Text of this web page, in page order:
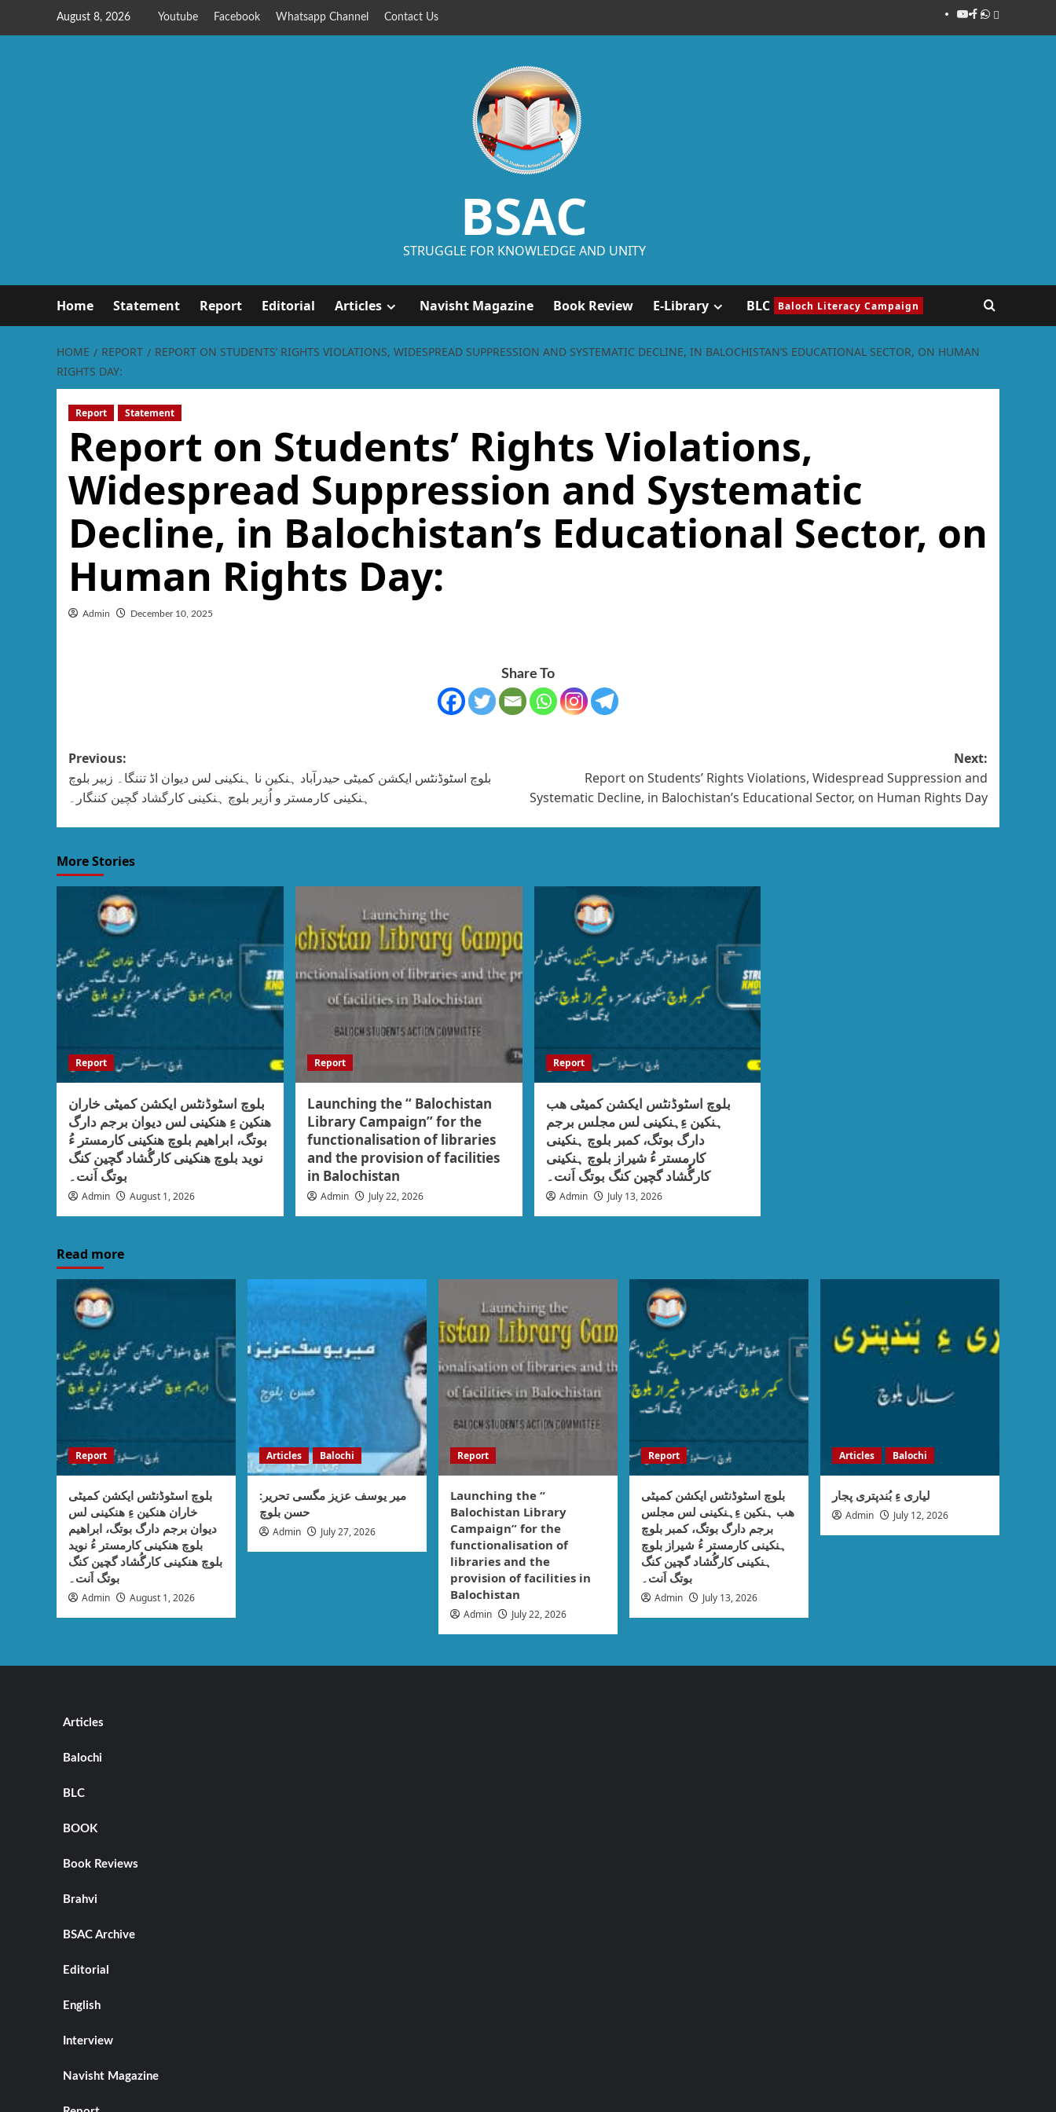
August 8, 2026 Youtube Facebook Whatsapp Channel Contact Us
BSAC
STRUGGLE FOR KNOWLEDGE AND UNITY
Home Statement Report Editorial Articles Navisht Magazine Book Review E-Library BLC Baloch Literacy Campaign
HOME REPORT
REPORT ON STUDENTS’ RIGHTS VIOLATIONS, WIDESPREAD SUPPRESSION AND SYSTEMATIC DECLINE, IN BALOCHISTAN’S EDUCATIONAL SECTOR, ON HUMAN
RIGHTS DAY:
Report Statement
Report on Students’ Rights Violations,
Widespread Suppression and Systematic
Decline, in Balochistan’s Educational Sector, on
Human Rights Day:
Admin December 10, 2025
Share To
Previous:
بلوچ اسٹوڈنٹس ایکشن کمیٹی حیدرآباد ہنکین نا ہنکینی لس دیوان اڈ تننگا۔ زبیر بلوچ
ہنکینی کارمستر و اُزیر بلوچ ہنکینی کارگشاد گچین کننگار۔
Next:
Report on Students’ Rights Violations, Widespread Suppression and
Systematic Decline, in Balochistan’s Educational Sector, on Human Rights Day
More Stories
Report
بلوچ اسٹوڈنٹس ایکشن کمیٹی خاران
ھنکین ءِ ھنکینی لس دیوان برجم دارگ
بوتگ، ابراھیم بلوچ ھنکینی کارمستر ءُ
نوید بلوچ ھنکینی کارگُشاد گچین کنگ
بوتگ اَنت۔
Admin August 1, 2026
Report
Launching the “ Balochistan
Library Campaign” for the
functionalisation of libraries
and the provision of facilities
in Balochistan
Admin July 22, 2026
Report
بلوچ اسٹوڈنٹس ایکشن کمیٹی ھب
ہنکین ءِہنکینی لس مجلس برجم
دارگ بوتگ، کمبر بلوچ ہنکینی
کارمستر ءُ شیراز بلوچ ہنکینی
کارگُشاد گچین کنگ بوتگ اَنت۔
Admin July 13, 2026
Read more
Report
بلوچ اسٹوڈنٹس ایکشن کمیٹی
خاران ھنکین ءِ ھنکینی لس
دیوان برجم دارگ بوتگ، ابراھیم
بلوچ ھنکینی کارمستر ءُ نوید
بلوچ ھنکینی کارگُشاد گچین کنگ
بوتگ اَنت۔
Admin August 1, 2026
Articles Balochi
میر یوسف عزیز مگسی تحریر:
حسن بلوچ
Admin July 27, 2026
Report
Launching the “
Balochistan Library
Campaign” for the
functionalisation of
libraries and the
provision of facilities in
Balochistan
Admin July 22, 2026
Report
بلوچ اسٹوڈنٹس ایکشن کمیٹی
ھب ہنکین ءِہنکینی لس مجلس
برجم دارگ بوتگ، کمبر بلوچ
ہنکینی کارمستر ءُ شیراز بلوچ
ہنکینی کارگُشاد گچین کنگ
بوتگ اَنت۔
Admin July 13, 2026
Articles Balochi
لیاری ءِ بُندپتری پجار
Admin July 12, 2026
Articles
Balochi
BLC
BOOK
Book Reviews
Brahvi
BSAC Archive
Editorial
English
Interview
Navisht Magazine